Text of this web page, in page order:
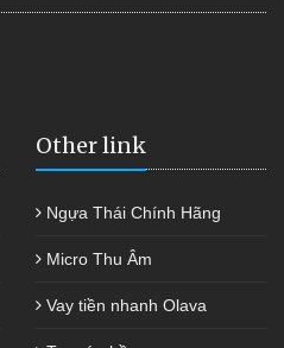
Other link
Ngựa Thái Chính Hãng
Micro Thu Âm
Vay tiền nhanh Olava